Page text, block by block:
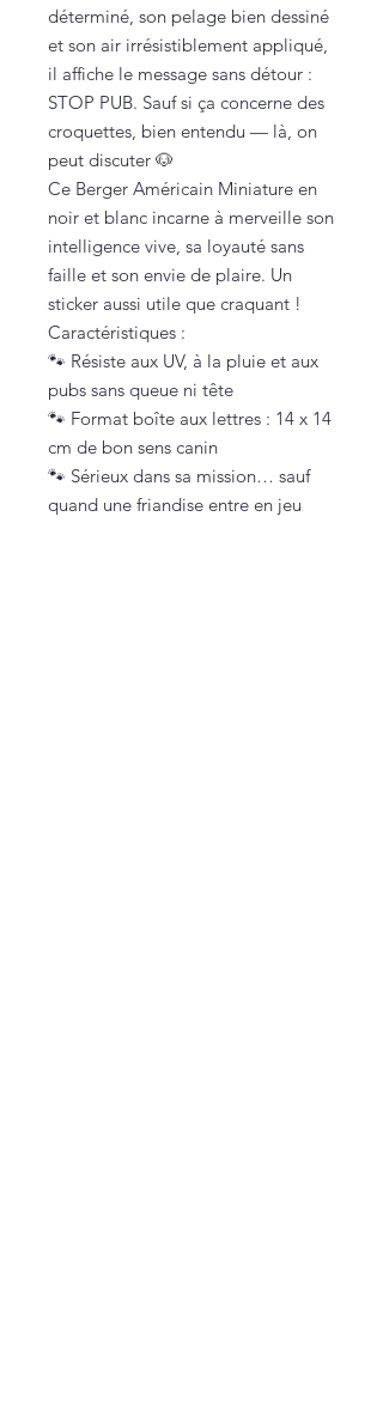
déterminé, son pelage bien dessiné
et son air irrésistiblement appliqué,
il affiche le message sans détour :
STOP PUB. Sauf si ça concerne des
croquettes, bien entendu — là, on
peut discuter 🐶
Ce Berger Américain Miniature en
noir et blanc incarne à merveille son
intelligence vive, sa loyauté sans
faille et son envie de plaire. Un
sticker aussi utile que craquant !
Caractéristiques :
🐾 Résiste aux UV, à la pluie et aux
pubs sans queue ni tête
🐾 Format boîte aux lettres : 14 x 14
cm de bon sens canin
🐾 Sérieux dans sa mission… sauf
quand une friandise entre en jeu